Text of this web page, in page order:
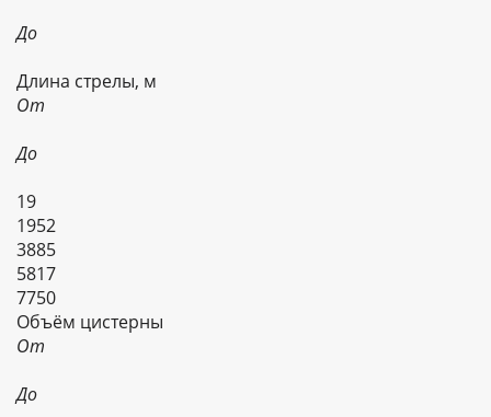
Шасси
До
Длина стрелы, м
От
До
19
1952
3885
5817
7750
Объём цистерны
От
До